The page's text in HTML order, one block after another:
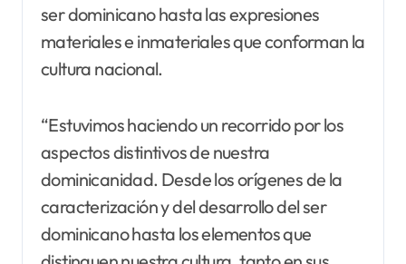
ser dominicano hasta las expresiones
materiales e inmateriales que conforman la
cultura nacional.
“Estuvimos haciendo un recorrido por los
aspectos distintivos de nuestra
dominicanidad. Desde los orígenes de la
caracterización y del desarrollo del ser
dominicano hasta los elementos que